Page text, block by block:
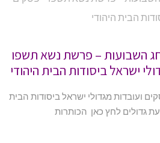
דעת גדולים 75 חג השבועות – פרשת נשא תשפו
ישראל ביסודות הבית היהודי
גדולים מס' 75, פסקים ועובדות מגדולי ישראל ביסודות הבית
גדולים לחץ כאן הכותרות